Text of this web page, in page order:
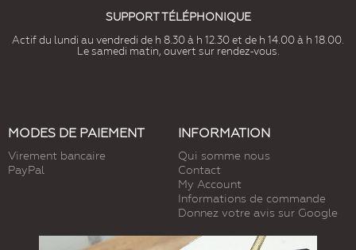
SUPPORT TÉLÉPHONIQUE
Actif du lundi au vendredi de h 8.30 à h 12.30 et de h 14.00 à h 18.00.
Le samedi matin, ouvert sur rendez-vous.
MODES DE PAIEMENT
Virement bancaire
PayPal
INFORMATION
Qui somme nous
Contact
My Account
Informations de commande
Donnez votre avis sur Google